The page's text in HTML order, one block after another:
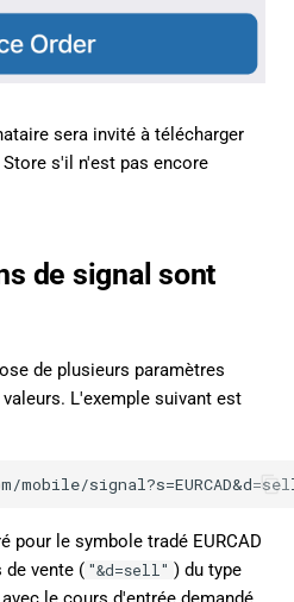
sera invité à télécharger
s'il n'est pas encore
de signal sont
de plusieurs paramètres
L'exemple suivant est
pour le symbole tradé EURCAD
de vente ( "&d=sell" ) du type